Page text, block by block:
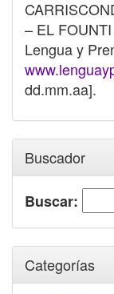
– EL
Lengua y
dd.mm.aa].
Buscador
Buscar:
Categorías